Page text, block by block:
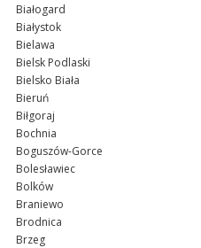
Białogard
Białystok
Bielawa
Bielsk Podlaski
Bielsko Biała
Bieruń
Biłgoraj
Bochnia
Boguszów-Gorce
Bolesławiec
Bolków
Braniewo
Brodnica
Brzeg